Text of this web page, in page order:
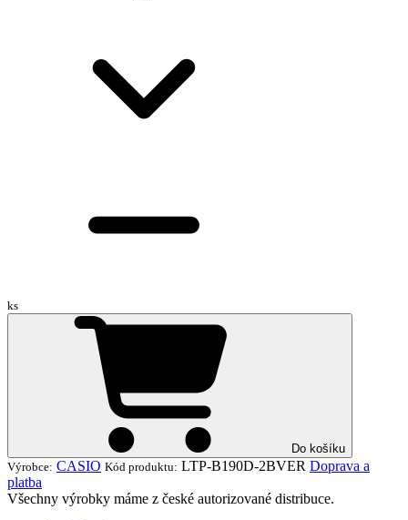
ks
Do košíku
Výrobce: CASIO Kód produktu: LTP-B190D-2BVER Doprava a
platba
Všechny výrobky máme z české autorizované distribuce.